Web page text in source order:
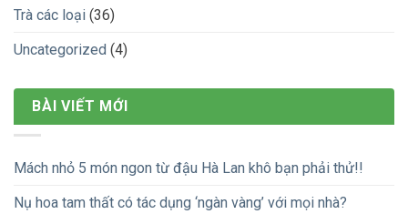
Trà các loại (36)
Uncategorized (4)
BÀI VIẾT MỚI
Mách nhỏ 5 món ngon từ đậu Hà Lan khô bạn phải thử!!
Nụ hoa tam thất có tác dụng ‘ngàn vàng’ với mọi nhà?